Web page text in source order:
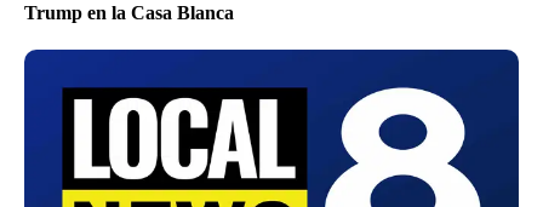
Trump en la Casa Blanca